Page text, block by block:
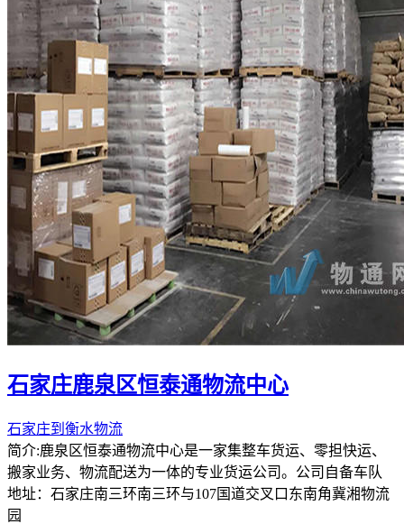
石家庄鹿泉区恒泰通物流中心
石家庄到衡水物流
简介:鹿泉区恒泰通物流中心是一家集整车货运、零担快运、
搬家业务、物流配送为一体的专业货运公司。公司自备车队
地址：石家庄南三环南三环与107国道交叉口东南角冀湘物流
园